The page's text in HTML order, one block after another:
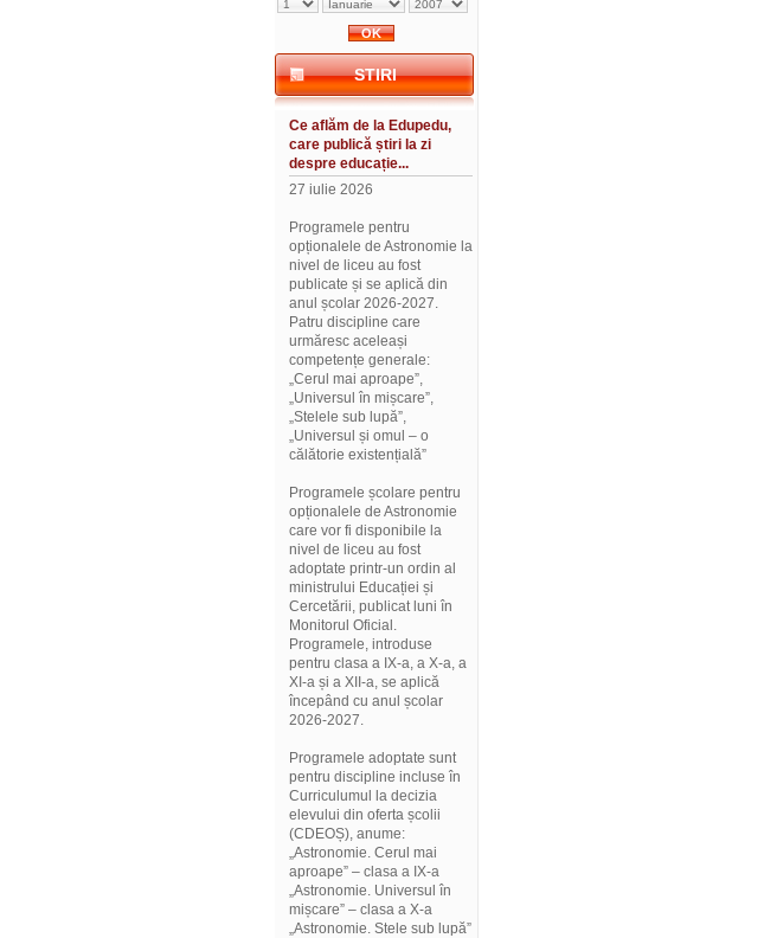
STIRI
Ce aflăm de la Edupedu,
care publică știri la zi
despre educație...
27 iulie 2026
Programele pentru
opționalele de Astronomie la
nivel de liceu au fost
publicate și se aplică din
anul școlar 2026-2027.
Patru discipline care
urmăresc aceleași
competențe generale:
„Cerul mai aproape”,
„Universul în mișcare”,
„Stelele sub lupă”,
„Universul și omul – o
călătorie existențială”
Programele școlare pentru
opționalele de Astronomie
care vor fi disponibile la
nivel de liceu au fost
adoptate printr-un ordin al
ministrului Educației și
Cercetării, publicat luni în
Monitorul Oficial.
Programele, introduse
pentru clasa a IX-a, a X-a, a
XI-a și a XII-a, se aplică
începând cu anul școlar
2026-2027.
Programele adoptate sunt
pentru discipline incluse în
Curriculumul la decizia
elevului din oferta școlii
(CDEOȘ), anume:
„Astronomie. Cerul mai
aproape” – clasa a IX-a
„Astronomie. Universul în
mișcare” – clasa a X-a
„Astronomie. Stele sub lupă”